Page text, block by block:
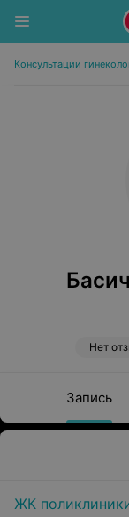
Консультации
Нет
Запись
ЖК